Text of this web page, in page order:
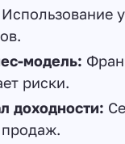
Использование
модель:
риски.
доходности: